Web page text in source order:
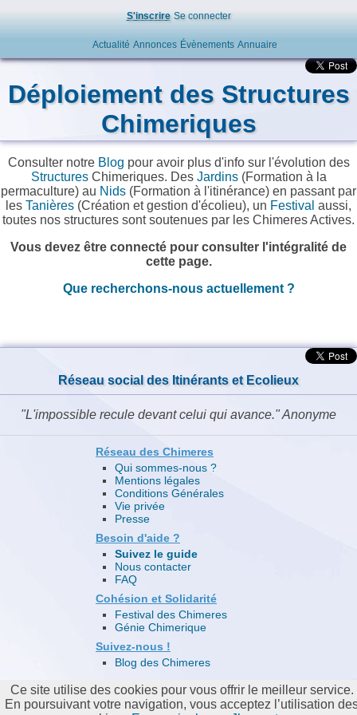
Actualité Annonces Évènements Annuaire
S'inscrire Se connecter
Déploiement des Structures
Chimeriques
Consulter notre Blog pour avoir plus d'info sur l'évolution des
StructuresChimeriques. Des Jardins(Formation à la
permaculture) au Nids (Formation à l'itinérance) en passant par
les Tanières (Création et gestion d'écolieu), un Festival aussi,
toutes nos structures sont soutenues par les Chimeres Actives.
Vous devez être connecté pour consulter l'intégralité de
cette page.
Que recherchons-nous actuellement ?
Réseau social des Itinérants et Ecolieux
L'impossible recule devant celui qui avance. Anonyme
Réseau des Chimeres
Qui sommes-nous ?
Mentions légales
Conditions Générales
Vie privée
Presse
Besoin d'aide ?
Suivez le guide
Nous contacter
FAQ
Cohésion et Solidarité
Festival des Chimeres
Génie Chimerique
Suivez-nous !
Blog des Chimeres
Ce site utilise des cookies pour vous offrir le meilleur service.
En poursuivant votre navigation, vous acceptez l’utilisation